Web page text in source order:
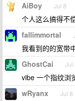
AiBoy Jul 8
个人这么搞得不
fallimmortal
我看到的的宽带
GhostCai Jul
vibe 一个指纹浏
wRyanx Jul 8